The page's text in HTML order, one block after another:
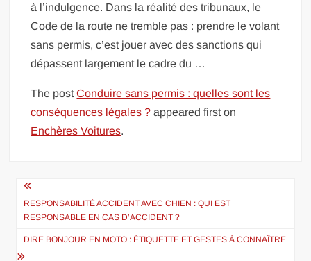
à l’indulgence. Dans la réalité des tribunaux, le
Code de la route ne tremble pas : prendre le volant
sans permis, c’est jouer avec des sanctions qui
dépassent largement le cadre du …
The postConduire sans permis : quelles sont les
conséquences légales ? appeared first on
Enchères Voitures.
Navigation
de
l’article
RESPONSABILITÉ ACCIDENT AVEC CHIEN : QUI EST
RESPONSABLE EN CAS D’ACCIDENT ?
DIRE BONJOUR EN MOTO : ÉTIQUETTE ET GESTES À CONNAÎTRE